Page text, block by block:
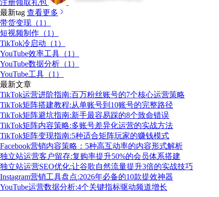
注册领取礼包
最新tag 查看更多
带货变现（1）
短视频制作（1）
TikTok冷启动（1）
YouTube效率工具（1）
YouTube数据分析（1）
YouTube工具（1）
最新文章
TikTok运营进阶指南:百万粉丝账号的7个核心运营策略
TikTok矩阵搭建教程:从单账号到10账号的完整路径
TikTok矩阵避坑指南:新手最容易踩的8个致命错误
TikTok矩阵内容策略:多账号差异化运营的实战方法
TikTok矩阵变现指南:5种适合矩阵玩家的赚钱模式
Facebook营销内容策略：5种高互动率的内容形式解析
独立站运营客户留存:复购率提升50%的会员体系搭建
独立站运营SEO优化:让谷歌自然流量提升3倍的实战技巧
Instagram营销工具盘点:2026年必备的10款提效神器
YouTube运营数据分析:4个关键指标驱动频道增长